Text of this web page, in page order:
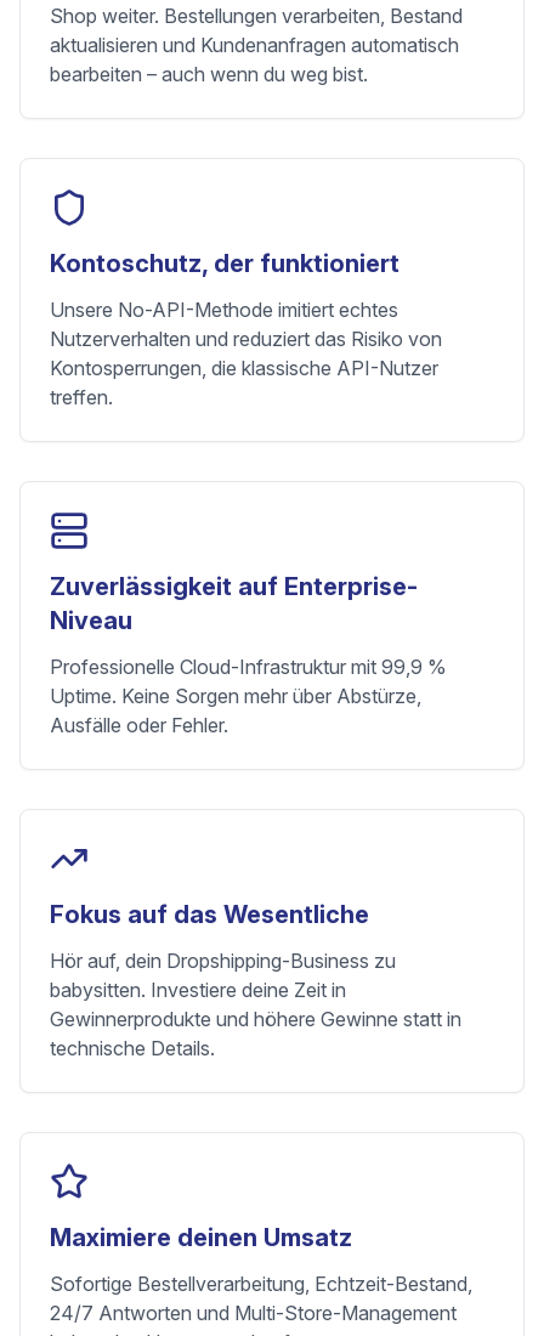
Shop weiter. Bestellungen verarbeiten, Bestand
aktualisieren und Kundenanfragen automatisch
bearbeiten – auch wenn du weg bist.
Kontoschutz, der funktioniert
Unsere No-API-Methode imitiert echtes
Nutzerverhalten und reduziert das Risiko von
Kontosperrungen, die klassische API-Nutzer
treffen.
Zuverlässigkeit auf Enterprise-
Niveau
Professionelle Cloud-Infrastruktur mit 99,9 %
Uptime. Keine Sorgen mehr über Abstürze,
Ausfälle oder Fehler.
Fokus auf das Wesentliche
Hör auf, dein Dropshipping-Business zu
babysitten. Investiere deine Zeit in
Gewinnerprodukte und höhere Gewinne statt in
technische Details.
Maximiere deinen Umsatz
Sofortige Bestellverarbeitung, Echtzeit-Bestand,
24/7 Antworten und Multi-Store-Management